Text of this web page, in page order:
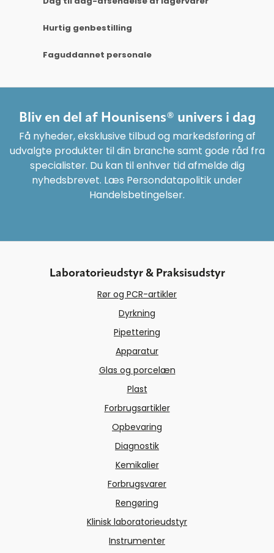
Hurtig genbestilling
Faguddannet personale
Bliv en del af Hounisens® univers i dag
Få nyheder, eksklusive tilbud og markedsføring af
udvalgte produkter til din branche samt gode råd fra
specialister. Du kan til enhver tid afmelde dig
nyhedsbrevet. Læs Persondatapolitik under
Handelsbetingelser.
Laboratorieudstyr & Praksisudstyr
Rør og PCR-artikler
Dyrkning
Pipettering
Apparatur
Glas og porcelæn
Plast
Forbrugsartikler
Opbevaring
Diagnostik
Kemikalier
Forbrugsvarer
Rengøring
Klinisk laboratorieudstyr
Instrumenter